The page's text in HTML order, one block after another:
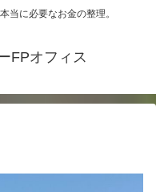
当に必要なお金の整理。
FPオフィス